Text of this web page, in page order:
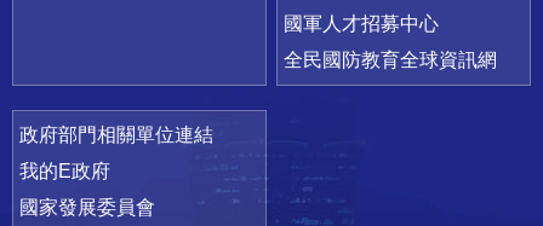
國軍人才招募中心
全民國防教育全球資訊網
政府部門相關單位連結
我的E政府
國家發展委員會